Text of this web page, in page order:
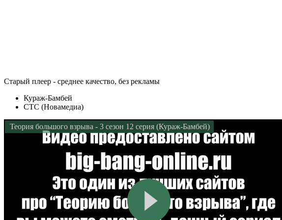
Старый плеер - среднее качество, без рекламы
Кураж-Бамбей
СТС (Новамедиа)
Теория большого взрыва - 3 сезон 12 серия (Кураж-Бамбей)